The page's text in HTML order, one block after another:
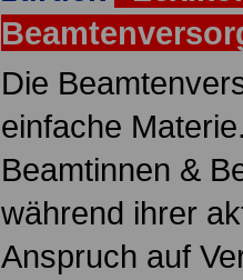
Die
einfache
Beamtinnen &
während ihrer
Anspruch auf